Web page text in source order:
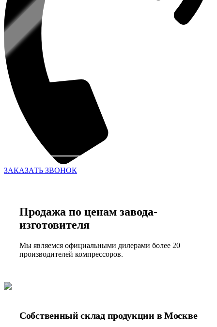
ЗАКАЗАТЬ ЗВОНОК
Продажа по ценам завода-
изготовителя
Мы являемся официальными дилерами более 20
производителей компрессоров.
Собственный склад продукции в Москве